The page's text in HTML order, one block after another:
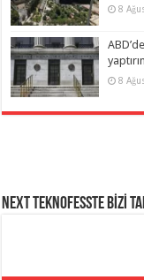
8
8
NEXT TEKNOFESSTE BİZİ